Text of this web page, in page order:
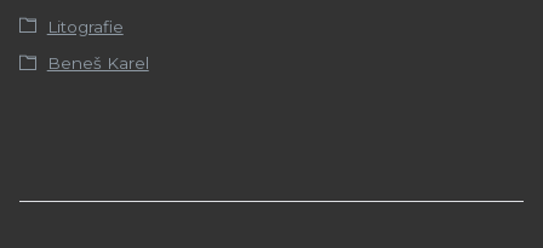
Litografie
Beneš Karel